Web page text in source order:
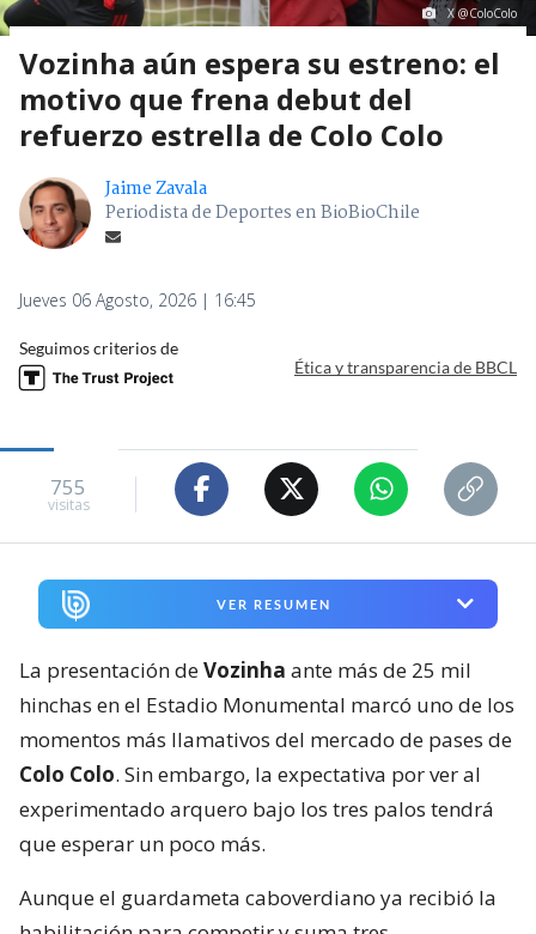
X @ColoColo
Vozinha aún espera su estreno: el
motivo que frena debut del
refuerzo estrella de Colo Colo
Jaime Zavala
Periodista de Deportes en BioBioChile
Jueves 06 Agosto, 2026 | 16:45
Seguimos criterios de
Ética y transparencia de BBCL
755
visitas
VER RESUMEN
La presentación deVozinha ante más de 25 mil
hinchas en el Estadio Monumental marcó uno de los
momentos más llamativos del mercado de pases de
Colo Colo. Sin embargo, la expectativa por ver al
experimentado arquero bajo los tres palos tendrá
que esperar un poco más.
Aunque el guardameta caboverdiano ya recibió la